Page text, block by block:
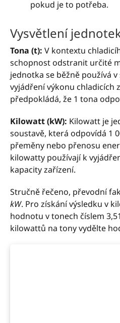
pokud je to potřeba.
Vysvětlení
Tona (t): V kontextu
schopnost odstranit určité
jednotka se běžně používá v
vyjádření výkonu chladicích
předpokládá, že 1 tona
Kilowatt (kW): Kilowatt je
soustavě, která odpovídá 1
přeměny nebo přenosu
kilowatty používají k
kapacity zařízení.
Stručně řečeno, převodní
kW. Pro získání výsledku v
hodnotu v tonech číslem
kilowattů na tony vydělte